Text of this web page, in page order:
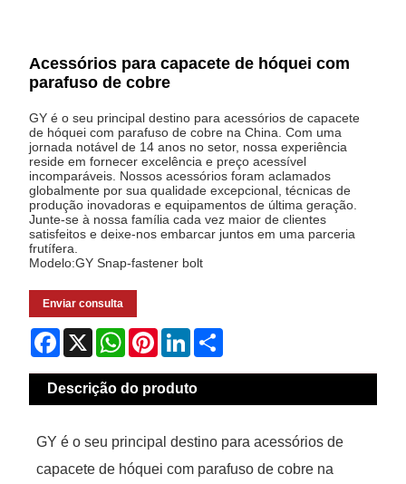
Acessórios para capacete de hóquei com
parafuso de cobre
GY é o seu principal destino para acessórios de capacete
de hóquei com parafuso de cobre na China. Com uma
jornada notável de 14 anos no setor, nossa experiência
reside em fornecer excelência e preço acessível
incomparáveis. Nossos acessórios foram aclamados
globalmente por sua qualidade excepcional, técnicas de
produção inovadoras e equipamentos de última geração.
Junte-se à nossa família cada vez maior de clientes
satisfeitos e deixe-nos embarcar juntos em uma parceria
frutífera.
Modelo:GY Snap-fastener bolt
Enviar consulta
Facebook
X WhatsAppPinterestLinkedIn
Descrição do produto
GY é o seu principal destino para acessórios de
capacete de hóquei com parafuso de cobre na